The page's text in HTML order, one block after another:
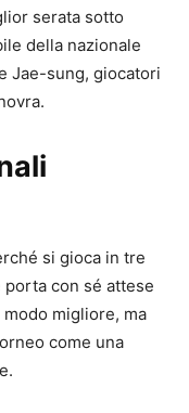
serata sotto
della nazionale
Jae-sung, giocatori
si gioca in tre
porta con sé attese
migliore, ma
come una